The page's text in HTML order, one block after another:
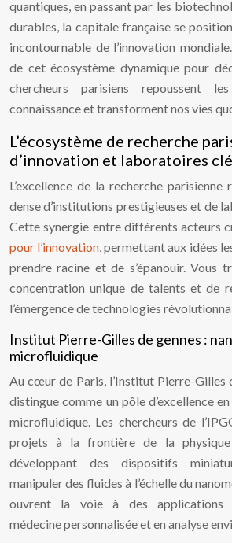
quantiques, en passant par les
durables, la capitale française se
incontournable de l’innovation
de cet écosystème dynamique pour
chercheurs parisiens repoussent
connaissance et transforment nos vies
L’écosystème de recherche
d’innovation et laboratoires
L’excellence de la recherche parisienne
dense d’institutions prestigieuses et de
Cette synergie entre différents acteurs
pour l’innovation, permettant aux idées
prendre racine et de s’épanouir. Vous
concentration unique de talents et de
l’émergence de technologies
Institut Pierre-Gilles de gennes :
microfluidique
Au cœur de Paris, l’Institut Pierre-Gilles
distingue comme un pôle d’excellence
microfluidique. Les chercheurs de
projets à la frontière de la
développant des dispositifs
manipuler des fluides à l’échelle du
ouvrent la voie à des applications
médecine personnalisée et en analyse